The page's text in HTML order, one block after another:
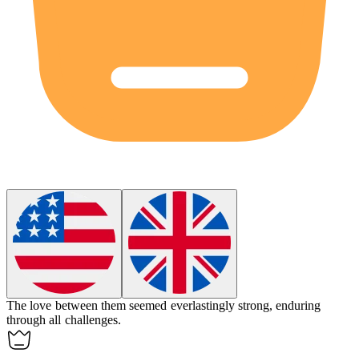
The love between them seemed everlastingly strong, enduring
through all challenges.